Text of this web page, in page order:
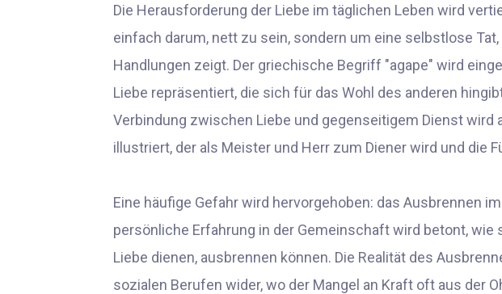
Die Herausforderung der Liebe im täglichen Leben wird
einfach darum, nett zu sein, sondern um eine selbstlose
Handlungen zeigt. Der griechische Begriff "agape" wird
Liebe repräsentiert, die sich für das Wohl des anderen
Verbindung zwischen Liebe und gegenseitigem Dienst wird
illustriert, der als Meister und Herr zum Diener wird und die
Eine häufige Gefahr wird hervorgehoben: das Ausbrennen
persönliche Erfahrung in der Gemeinschaft wird betont, wie
Liebe dienen, ausbrennen können. Die Realität des
sozialen Berufen wider, wo der Mangel an Kraft oft aus der